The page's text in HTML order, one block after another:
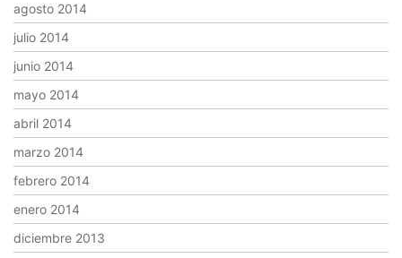
agosto 2014
julio 2014
junio 2014
mayo 2014
abril 2014
marzo 2014
febrero 2014
enero 2014
diciembre 2013